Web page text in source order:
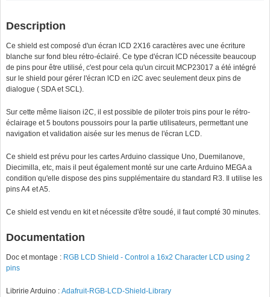
Description
Ce shield est composé d'un écran lCD 2X16 caractères avec une écriture
blanche sur fond bleu rétro-éclairé. Ce type d'écran lCD nécessite beaucoup
de pins pour être utilisé, c'est pour cela qu'un circuit MCP23017 a été intégré
sur le shield pour gérer l'écran lCD en i2C avec seulement deux pins de
dialogue ( SDA et SCL).
Sur cette même liaison i2C, il est possible de piloter trois pins pour le rétro-
éclairage et 5 boutons poussoirs pour la partie utilisateurs, permettant une
navigation et validation aisée sur les menus de l'écran LCD.
Ce shield est prévu pour les cartes Arduino classique Uno, Duemilanove,
Diecimilla, etc, mais il peut également monté sur une carte Arduino MEGA a
condition qu'elle dispose des pins supplémentaire du standard R3. Il utilise les
pins A4 et A5.
Ce shield est vendu en kit et nécessite d'être soudé, il faut compté 30 minutes.
Documentation
Doc et montage : RGB LCD Shield - Control a 16x2 Character LCD using 2
pins
Libririe Arduino :Adafruit-RGB-LCD-Shield-Library